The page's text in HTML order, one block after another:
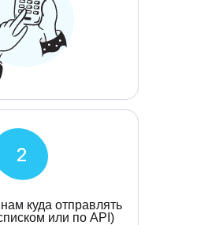
куда отправлять
или по API)